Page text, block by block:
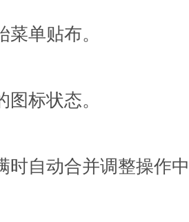
单贴布。
标状态。
时自动合并调整操作